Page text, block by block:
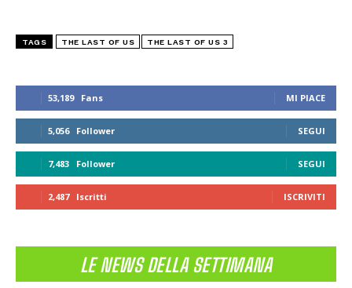
53,189 Fans MI PIACE
5,056 Follower SEGUI
7,483 Follower SEGUI
2,487 Iscritti ISCRIVITI
LE NEWS DELLA SETTIMANA
TAGS THE LAST OF US THE LAST OF US 3